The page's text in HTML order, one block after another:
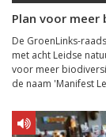
Plan voor meer
De GroenLinks-
met acht Leidse
voor meer
de naam 'Manifest